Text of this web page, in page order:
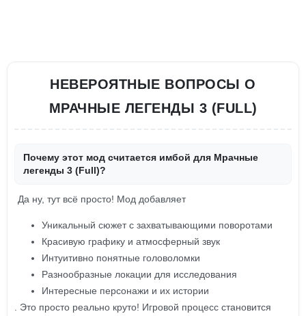
НЕВЕРОЯТНЫЕ ВОПРОСЫ О
МРАЧНЫЕ ЛЕГЕНДЫ 3 (FULL)
Почему этот мод считается имбой для Мрачные
легенды 3 (Full)?
Да ну, тут всё просто! Мод добавляет
Уникальный сюжет с захватывающими поворотами
Красивую графику и атмосферный звук
Интуитивно понятные головоломки
Разнообразные локации для исследования
Интересные персонажи и их истории
. Это просто реально круто! Игровой процесс становится